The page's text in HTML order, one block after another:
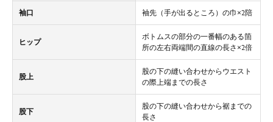
袖口 袖先（手が出るところ）の巾×2陪
ヒップ
ボトムスの部分の一番幅のある箇
所の左右両端間の直線の長さ×2倍
股上
股の下の縫い合わせからウエスト
の際上端までの長さ
股下
股の下の縫い合わせから裾までの
長さ